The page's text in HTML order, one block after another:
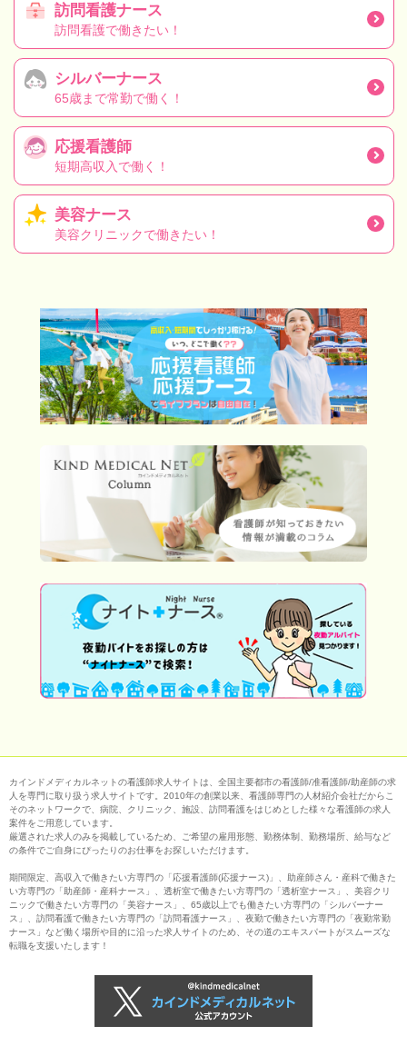
訪問看護ナース
訪問看護で働きたい！
シルバーナース
65歳まで常勤で働く！
応援看護師
短期高収入で働く！
美容ナース
美容クリニックで働きたい！
カインドメディカルネットの看護師求人サイトは、全国主要都市の看護師/准看護師/助産師の求
人を専門に取り扱う求人サイトです。2010年の創業以来、看護師専門の人材紹介会社だからこ
そのネットワークで、病院、クリニック、施設、訪問看護をはじめとした様々な看護師の求人
案件をご用意しています。
厳選された求人のみを掲載しているため、ご希望の雇用形態、勤務体制、勤務場所、給与など
の条件でご自身にぴったりのお仕事をお探しいただけます。
期間限定、高収入で働きたい方専門の「応援看護師(応援ナース)」、助産師さん・産科で働きた
い方専門の「助産師・産科ナース」、透析室で働きたい方専門の「透析室ナース」、美容クリ
ニックで働きたい方専門の「美容ナース」、65歳以上でも働きたい方専門の「シルバーナー
ス」、訪問看護で働きたい方専門の「訪問看護ナース」、夜勤で働きたい方専門の「夜勤常勤
ナース」など働く場所や目的に沿った求人サイトのため、その道のエキスパートがスムーズな
転職を支援いたします！